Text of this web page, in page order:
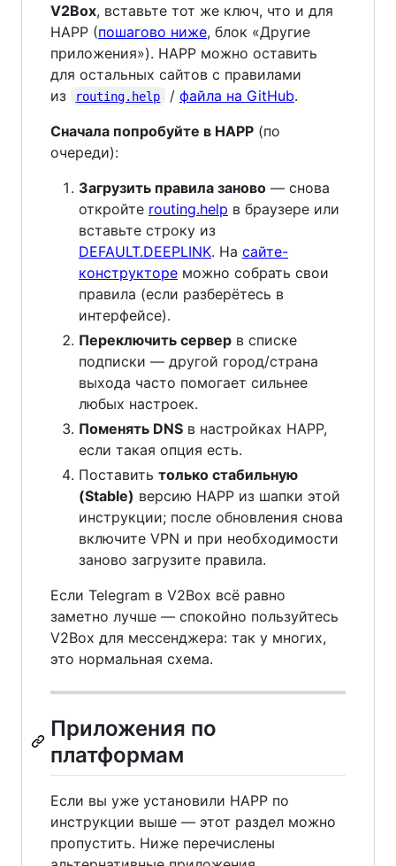
V2Box, вставьте тот же ключ, что и для
HAPP (пошагово ниже, блок «Другие
приложения»). HAPP можно оставить
для остальных сайтов с правилами
из
routing.help / файла на GitHub.
Сначала попробуйте в HAPP (по
очереди):
Загрузить правила заново — снова
откройте routing.help в браузере или
вставьте строку из
DEFAULT.DEEPLINK. На сайте-
конструкторе можно собрать свои
правила (если разберётесь в
интерфейсе).
Переключить сервер в списке
подписки — другой город/страна
выхода часто помогает сильнее
любых настроек.
Поменять DNS в настройках HAPP,
если такая опция есть.
Поставить только стабильную
(Stable) версию HAPP из шапки этой
инструкции; после обновления снова
включите VPN и при необходимости
заново загрузите правила.
Если Telegram в V2Box всё равно
заметно лучше — спокойно пользуйтесь
V2Box для мессенджера: так у многих,
это нормальная схема.
Приложения по
платформам
Если вы уже установили HAPP по
инструкции выше — этот раздел можно
пропустить. Ниже перечислены